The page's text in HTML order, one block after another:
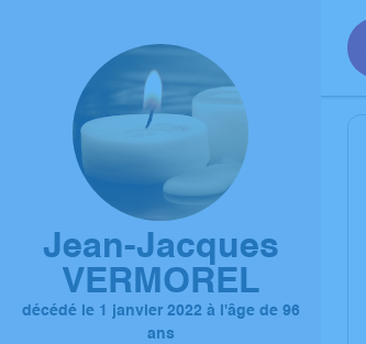
Jean-Jacques
VERMOREL
décédé le 1 janvier 2022 à l'âge de 96
ans